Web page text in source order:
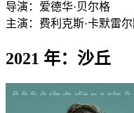
导演： 爱德华·贝尔格
主演： 费利克斯·卡默雷尔
2021 年：沙丘